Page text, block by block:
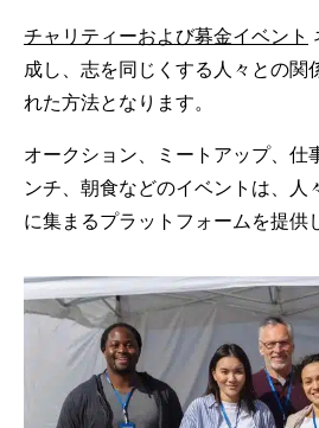
チャリティーおよび募金イベント
成し、志を同じくする人々との関
れた方法となります。
オークション、ミートアップ、仕
ンチ、朝食などのイベントは、人
に集まるプラットフォームを提供